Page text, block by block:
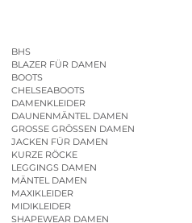
BHS
BLAZER FÜR DAMEN
BOOTS
CHELSEABOOTS
DAMENKLEIDER
DAUNENMÄNTEL DAMEN
GROSSE GRÖSSEN DAMEN
JACKEN FÜR DAMEN
KURZE RÖCKE
LEGGINGS DAMEN
MÄNTEL DAMEN
MAXIKLEIDER
MIDIKLEIDER
SHAPEWEAR DAMEN